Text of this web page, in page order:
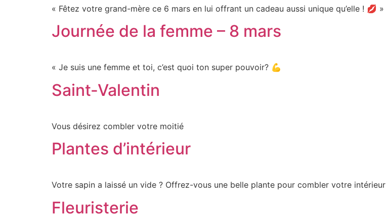
« Fêtez votre grand-mère ce 6 mars en lui offrant un cadeau aussi unique qu’elle ! 💋 »
Journée de la femme – 8 mars
« Je suis une femme et toi, c’est quoi ton super pouvoir? 💪
Saint-Valentin
Vous désirez combler votre moitié
Plantes d’intérieur
Votre sapin a laissé un vide ? Offrez-vous une belle plante pour combler votre intérieur
Fleuristerie